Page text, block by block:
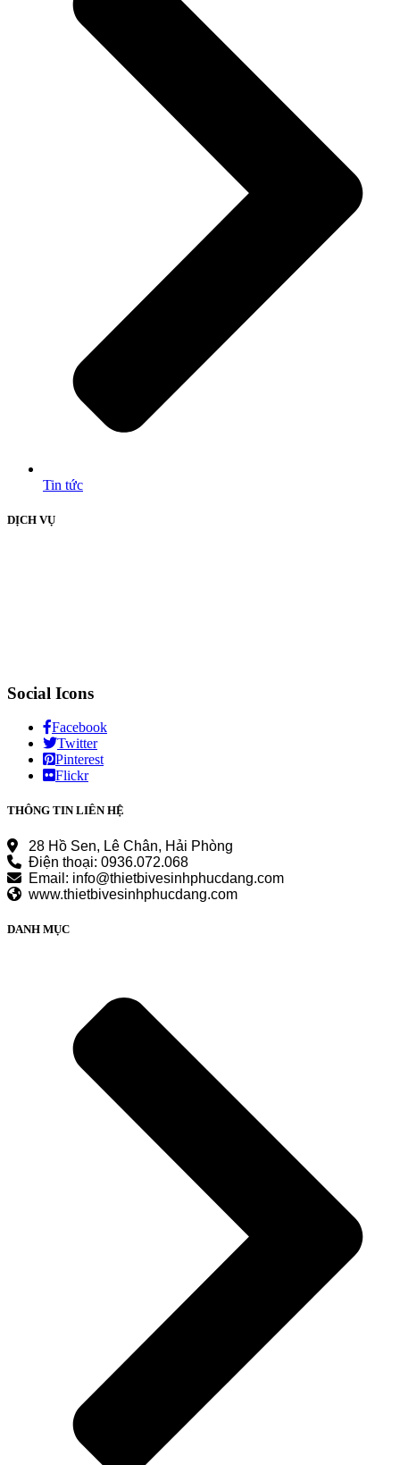
Tin tức
DỊCH VỤ
Social Icons
Facebook
Twitter
Pinterest
Flickr
THÔNG TIN LIÊN HỆ
28 Hồ Sen, Lê Chân, Hải Phòng
Điện thoại: 0936.072.068
Email: info@thietbivesinhphucdang.com
www.thietbivesinhphucdang.com
DANH MỤC